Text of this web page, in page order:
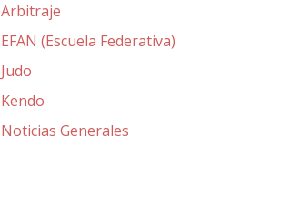
Arbitraje
EFAN (Escuela Federativa)
Judo
Kendo
Noticias Generales